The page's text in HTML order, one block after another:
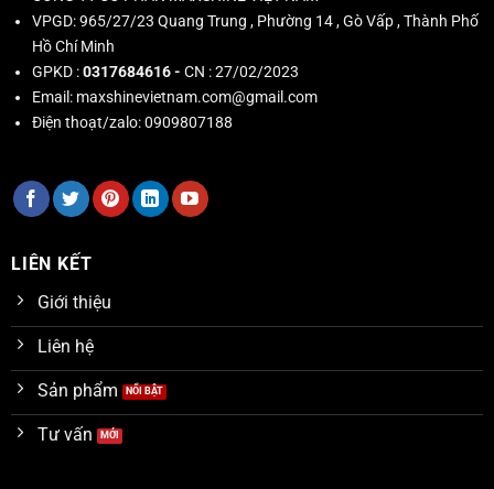
VPGD:965/27/23 Quang Trung , Phường 14 , Gò Vấp , Thành Phố
Hồ Chí Minh
GPKD :0317684616 - CN : 27/02/2023
Email: maxshinevietnam.com@gmail.com
Điện thoạt/zalo:0909807188
LIÊN KẾT
Giới thiệu
Liên hệ
Sản phẩm
Tư vấn